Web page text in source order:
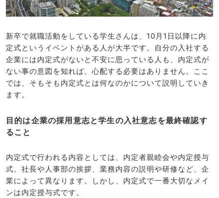
新卒で就職活動をしている学生さんは、10月1日以降に内
定式というイベントがある人が大半です。自分の入社する
企業には内定式がないと不安に思っている人も、内定式が
ない事の意図を知れば、心配する必要はありません。ここ
では、そもそも内定式とは何なのかについて説明していき
ます。
目的は企業の採用意志と学生の入社意志を最終確認す
ること
内定式で行われる内容としては、内定者親睦会や内定授与
式、社長や人事部の挨拶、業務内容の説明や研修など、企
業によって異なります。しかし、内定式で一番大切なメイ
ンは内定授与式です。